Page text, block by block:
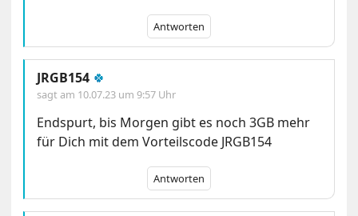
Antworten
JRGB154 🍀
sagt am 10.07.23 um 9:57 Uhr
Endspurt, bis Morgen gibt es noch 3GB mehr
für Dich mit dem Vorteilscode JRGB154
Antworten